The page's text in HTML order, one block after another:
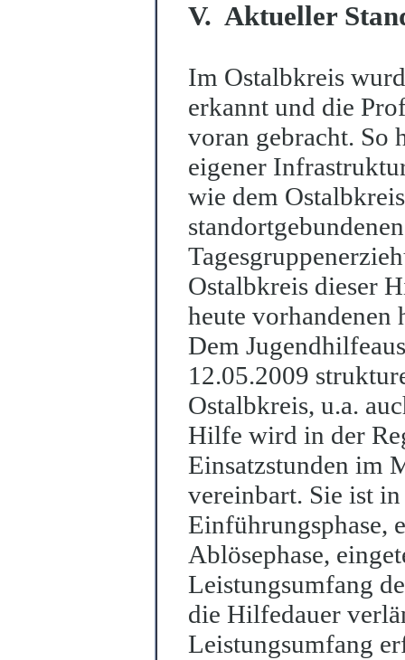
V. Aktueller
Im Ostalbkreis
erkannt und die
voran gebracht. So
eigener
wie dem Ostalb
Tages
Ostalbkreis dieser
heute vorhandenen
Dem
12.05.2009
Ostalbkreis, u.a.
Hilfe wird in der
Einsatzstunden im
vereinbart. Sie ist
Einführungsphase,
Ablösephase, ein
Leistungsumfang
die Hilfedauer
Leistungsumfang